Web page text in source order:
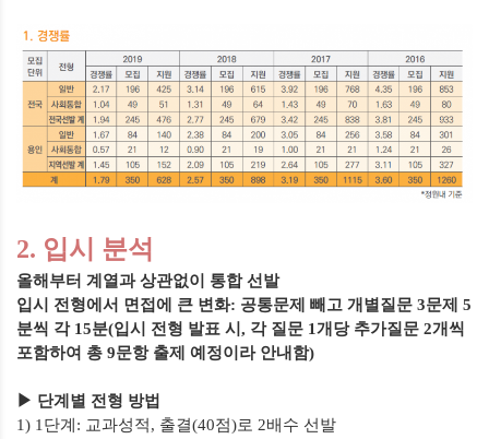
2. 입시 분석
올해부터 계열과 상관없이 통합 선발
입시 전형에서 면접에 큰 변화: 공통문제 빼고 개별질문 3문제 5
분씩 각 15분(입시 전형 발표 시 , 각 질문 1개당 추가질문 2개씩
포함하여 총 9문항 출제 예정이라 안내함)
▶ 단계별 전형 방법
1) 1 단계 : 교과성적, 출결(40점)로 2배수 선발